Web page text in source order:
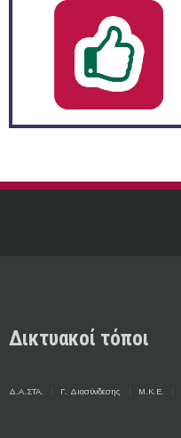
Δικτυακοί τόποι
Δ.Α.ΣΤΑ. Γ. Διασύνδεσης Μ.Κ.Ε.